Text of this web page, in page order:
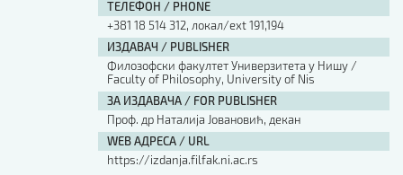
ТЕЛЕФОН / PHONE
+381 18 514 312, локал/ext 191,194
ИЗДАВАЧ / PUBLISHER
Филозофски факултет Универзитета у Нишу /
Faculty of Philosophy, University of Nis
ЗА ИЗДАВАЧА / FOR PUBLISHER
Проф. др Наталија Јовановић, декан
WEB АДРЕСА / URL
https://izdanja.filfak.ni.ac.rs